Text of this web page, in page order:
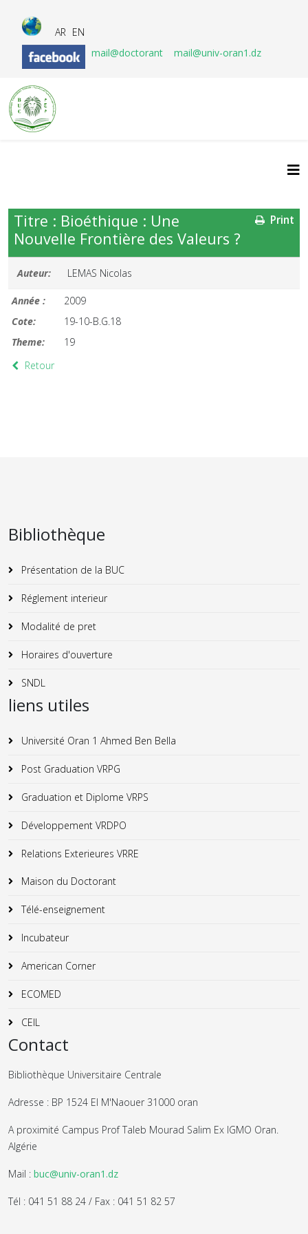
AR EN
mail@doctorant
mail@univ-oran1.dz
Print
Titre : Bioéthique : Une
Nouvelle Frontière des Valeurs ?
Auteur: LEMAS Nicolas
Année :
2009
Cote:
19-10-B.G.18
Theme:
19
Retour
Bibliothèque
Présentation de la BUC
Réglement interieur
Modalité de pret
Horaires d'ouverture
SNDL
liens utiles
Université Oran 1 Ahmed Ben Bella
Post Graduation VRPG
Graduation et Diplome VRPS
Développement VRDPO
Relations Exterieures VRRE
Maison du Doctorant
Télé-enseignement
Incubateur
American Corner
ECOMED
CEIL
Contact
Bibliothèque Universitaire Centrale
Adresse : BP 1524 El M'Naouer 31000 oran
A proximité Campus Prof Taleb Mourad Salim Ex IGMO Oran.
Algérie
Mail : buc@univ-oran1.dz
Tél : 041 51 88 24 / Fax : 041 51 82 57